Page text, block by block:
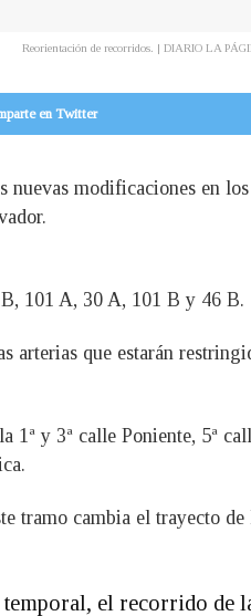
Reorientación de recorridos. | DIARIO LA
en Twitter
modificaciones en
101 A, 30 A, 101 B y 46 B.
que estarán
1ª y 3ª calle Poniente, 5ª
tramo cambia el trayecto de
el recorrido de